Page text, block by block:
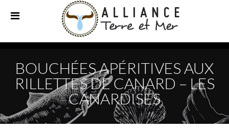
BOUCHÉES APÉRITIVES AUX
RILLETTES DE CANARD – LES
CANARDISES